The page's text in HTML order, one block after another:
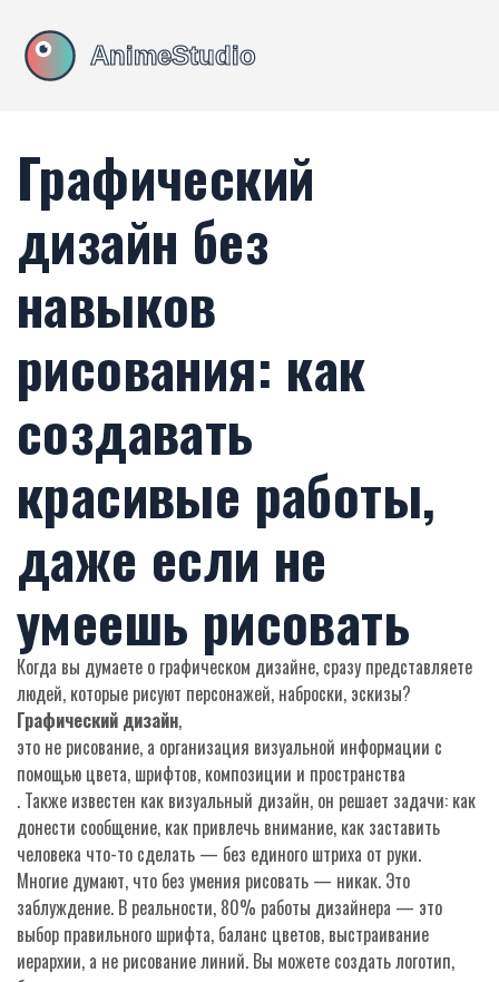
Графический
дизайн без
навыков
рисования: как
создавать
красивые работы,
даже если не
умеешь рисовать
Когда вы думаете о графическом дизайне, сразу представляете
людей, которые рисуют персонажей, наброски, эскизы?
Графический дизайн,
это не рисование, а организация визуальной информации с
помощью цвета, шрифтов, композиции и пространства
. Также известен как визуальный дизайн, он решает задачи: как
донести сообщение, как привлечь внимание, как заставить
человека что-то сделать — без единого штриха от руки.
Многие думают, что без умения рисовать — никак. Это
заблуждение. В реальности, 80% работы дизайнера — это
выбор правильного шрифта, баланс цветов, выстраивание
иерархии, а не рисование линий. Вы можете создать логотип,